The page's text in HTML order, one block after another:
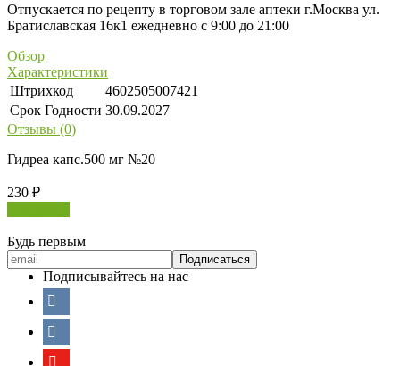
Отпускается по рецепту в торговом зале аптеки г.Москва ул.
Братиславская 16к1 ежедневно с 9:00 до 21:00
Обзор
Характеристики
Штрихкод
4602505007421
Срок Годности 30.09.2027
Отзывы (0)
Гидреа капс.500 мг №20
230 ₽
Будь первым
Подписывайтесь на нас